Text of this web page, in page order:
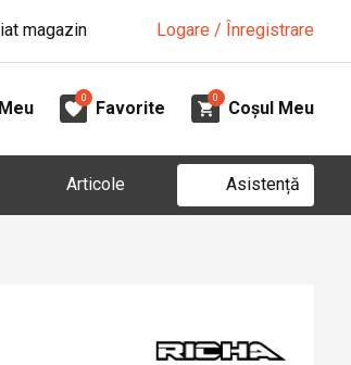
magazin Logare / Înregistrare
0
Favorite
0
Coșul Meu
Articole Asistență